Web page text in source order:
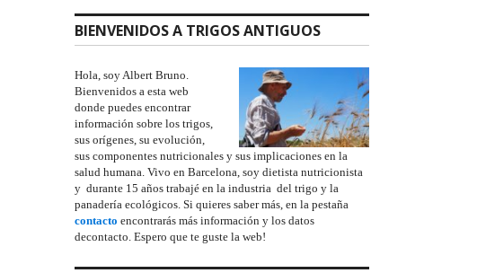
BIENVENIDOS A TRIGOS ANTIGUOS
Hola, soy Albert Bruno.
Bienvenidos a esta web
donde puedes encontrar
información sobre los trigos,
sus orígenes, su evolución,
sus componentes nutricionales y sus implicaciones en la
salud humana. Vivo en Barcelona, soy dietista nutricionista
y durante 15 años trabajé en la industria del trigo y la
panadería ecológicos. Si quieres saber más, en la pestaña
contacto encontrarás más información y los datos
decontacto. Espero que te guste la web!